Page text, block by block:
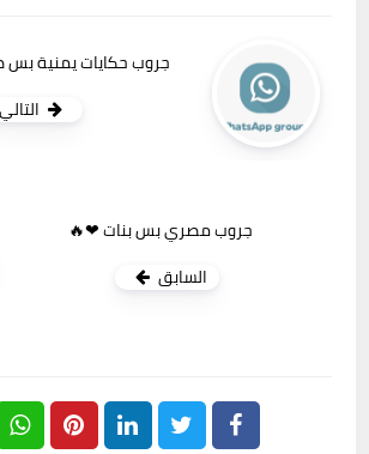
جروب حكايات يمنية بس
التالي
جروب مصري بس بنات ❤🔥
السابق